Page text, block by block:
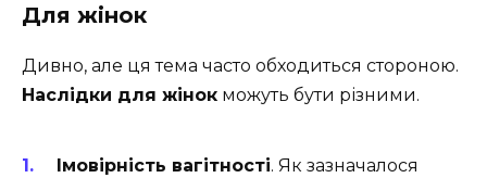
Для жінок
Дивно, але ця тема часто обходиться стороною.
Наслідки для жінок можуть бути різними.
Імовірність вагітності. Як зазначалося